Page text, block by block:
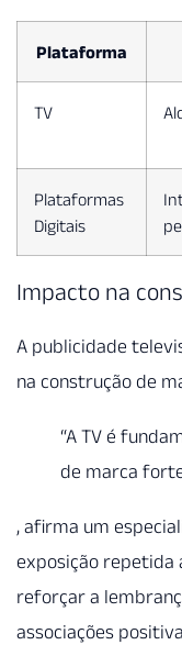
Plataforma
TV
Plataformas
Digitais
Impacto na
A publicidade
na construção de
“A TV é
de marca
, afirma um
exposição repetida
reforçar a
associações